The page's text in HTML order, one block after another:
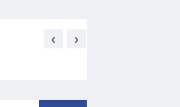
Como funciona o SNS
‹ ›